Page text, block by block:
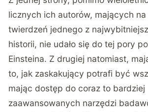
licznych ich autorów, mających
twierdzeń jednego z
historii, nie udało się do tej pory
Einsteina. Z drugiej natomiast,
to, jak zaskakujący potrafi być
mając dostęp do coraz to bardziej
zaawansowanych narzędzi